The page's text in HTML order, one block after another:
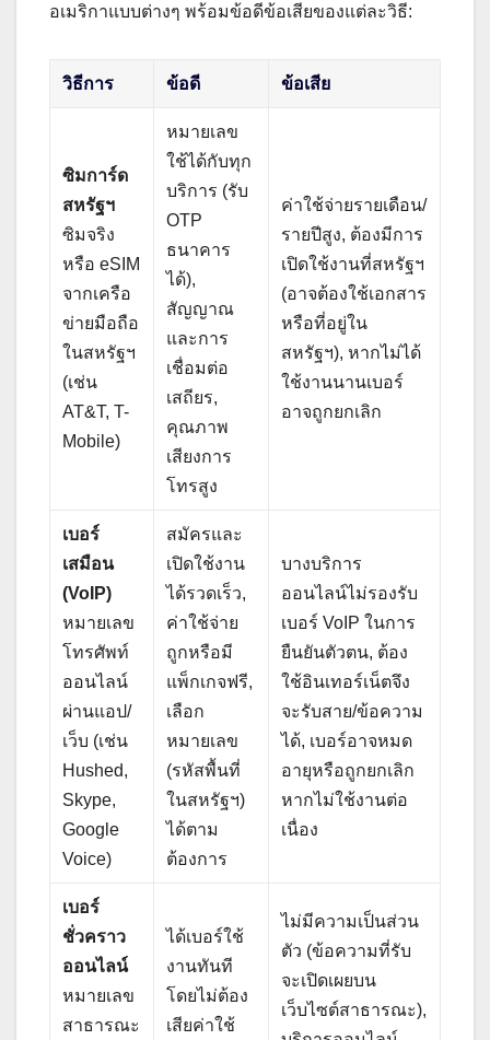
อเมริกาแบบต่างๆ พร้อมข้อดีข้อเสียของแต่ละวิธี:
วิธีการ ข้อดี ข้อเสีย
ซิมการ์ด
สหรัฐฯ
ซิมจริง
หรือ eSIM
จากเครือ
ข่ายมือถือ
ในสหรัฐฯ
(เช่น
AT&T, T-
Mobile)
หมายเลข
ใช้ได้กับทุก
บริการ (รับ
OTP
ธนาคาร
ได้),
สัญญาณ
และการ
เชื่อมต่อ
เสถียร,
คุณภาพ
เสียงการ
โทรสูง
ค่าใช้จ่ายรายเดือน/
รายปีสูง, ต้องมีการ
เปิดใช้งานที่สหรัฐฯ
(อาจต้องใช้เอกสาร
หรือที่อยู่ใน
สหรัฐฯ), หากไม่ได้
ใช้งานนานเบอร์
อาจถูกยกเลิก
เบอร์
เสมือน
(VoIP)
หมายเลข
โทรศัพท์
ออนไลน์
ผ่านแอป/
เว็บ (เช่น
Hushed,
Skype,
Google
Voice)
สมัครและ
เปิดใช้งาน
ได้รวดเร็ว,
ค่าใช้จ่าย
ถูกหรือมี
แพ็กเกจฟรี,
เลือก
หมายเลข
(รหัสพื้นที่
ในสหรัฐฯ)
ได้ตาม
ต้องการ
บางบริการ
ออนไลน์ไม่รองรับ
เบอร์ VoIP ในการ
ยืนยันตัวตน, ต้อง
ใช้อินเทอร์เน็ตจึง
จะรับสาย/ข้อความ
ได้, เบอร์อาจหมด
อายุหรือถูกยกเลิก
หากไม่ใช้งานต่อ
เนื่อง
เบอร์
ชั่วคราว
ออนไลน์
หมายเลข
สาธารณะ
ได้เบอร์ใช้
งานทันที
โดยไม่ต้อง
เสียค่าใช้
ไม่มีความเป็นส่วน
ตัว (ข้อความที่รับ
จะเปิดเผยบน
เว็บไซต์สาธารณะ),